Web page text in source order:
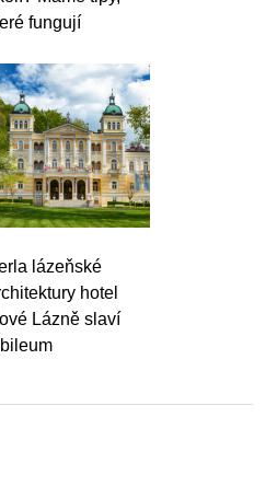
fungují
lázeňské
hotel
Lázně slaví